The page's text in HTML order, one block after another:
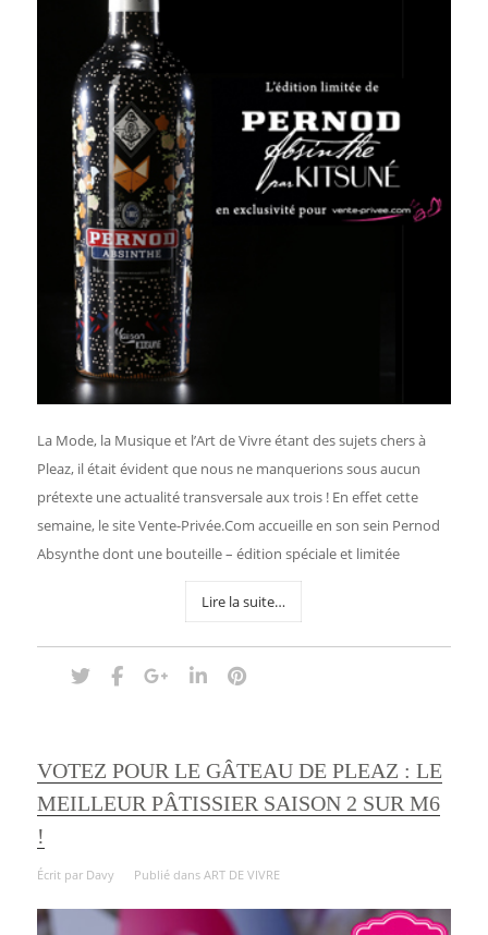
La Mode, la Musique et l’Art de Vivre étant des sujets chers à
Pleaz, il était évident que nous ne manquerions sous aucun
prétexte une actualité transversale aux trois ! En effet cette
semaine, le site Vente-Privée.Com accueille en son sein Pernod
Absynthe dont une bouteille – édition spéciale et limitée
Lire la suite…
VOTEZ POUR LE GÂTEAU DE PLEAZ : LE
MEILLEUR PÂTISSIER SAISON 2 SUR M6
!
Écrit par Davy Publié dans ART DE VIVRE